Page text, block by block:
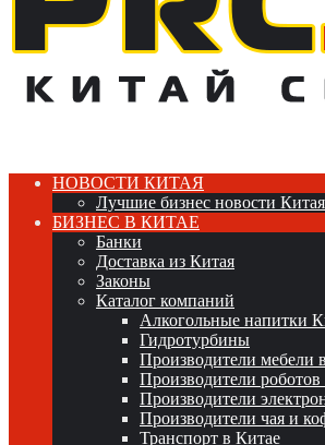
НОВОСТИ КИТАЯ
Лучшие бизнес новости
БИЗНЕС В КИТАЕ
Банки
Доставка из Китая
Законы
Каталог компаний
Алкогольные напитки
Гидротурбины
Производители мебели
Производители
Производители
Производители чая и
Транспорт в Китае